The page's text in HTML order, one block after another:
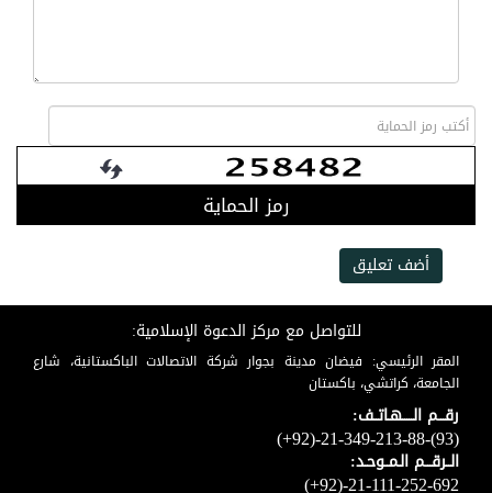
رمز الحماية
أضف تعليق
للتواصل مع مركز الدعوة الإسلامية:
المقر الرئيسي: فيضان مدينة بجوار شركة الاتصالات الباكستانية، شارع
الجامعة، كراتشي، باكستان
رقـــم الـــــهـاتــف:
(+92)-21-349-213-88-(93)
الــرقـــم الـمــوحـد:
(+92)-21-111-252-692